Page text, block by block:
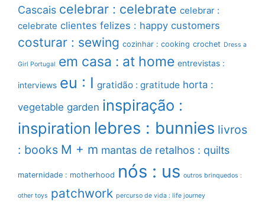
Cascais celebrar : celebrate celebrar :
celebrate clientes felizes : happy customers
costurar : sewing cozinhar : cooking crochet Dress a
Girl Portugal em casa : at home entrevistas :
interviews eu : I gratidão : gratitude horta :
vegetable garden inspiração :
inspiration lebres : bunnies livros
: books M + m mantas de retalhos : quilts
maternidade : motherhood nós : us outros brinquedos :
other toys patchwork percurso de vida : life journey